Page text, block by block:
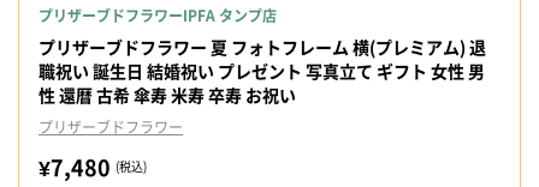
プリザーブドフラワーIPFA タンプ店
プリザーブドフラワー 夏 フォトフレーム 横(プレミアム) 退
職祝い 誕生日 結婚祝い プレゼント 写真立て ギフト 女性 男
性 還暦 古希 傘寿 米寿 卒寿 お祝い
プリザーブドフラワー
¥7,480 (税込)